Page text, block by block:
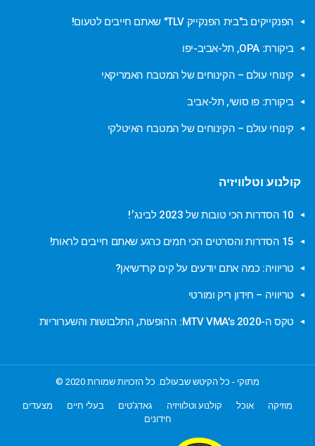
הפנקייקים ב"בית הפנקייק TLV" שאתם חייבים לטעום!
ביקורת: OPA, תל-אביב-יפו
קינוחי עולם – הקינוחים של המטבח האמריקאי
ביקורת: פו סושי, תל-אביב
קינוחי עולם – הקינוחים של המטבח האיטלקי
קולנוע וטלוויזיה
10 הסדרות הכי טובות של 2023 לבינג׳!
15 הסדרות והסרטים הכי חמים כרגע שאתם חייבים לראות!
טריוויה: כמה אתם יודעים על קים קרדשיאן?
טריוויה – חידון ריק ומורטי
טקס ה-MTV VMA's 2020: ההופעות, התלבושות והשערוריות
מתוקי - כל הקיטש שבעולם. כל הזכויות שמורות 2020 ©
מוזיקה אוכל קולנוע וטלוויזיה גאדג'טים בעלי חיים
מצעדים
חידונים